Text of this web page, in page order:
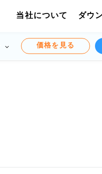
当社について ダウ
価格を見る